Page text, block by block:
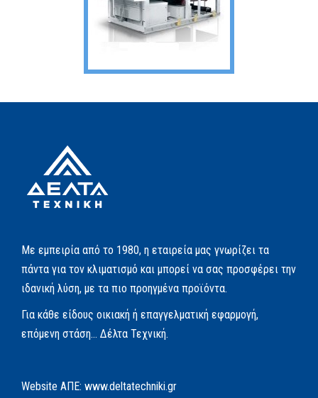
Με εμπειρία από το 1980, η εταιρεία μας γνωρίζει τα
πάντα για τον κλιματισμό και μπορεί να σας προσφέρει την
ιδανική λύση, με τα πιο προηγμένα προϊόντα.
Για κάθε είδους οικιακή ή επαγγελματική εφαρμογή,
επόμενη στάση… Δέλτα Τεχνική.
Website AΠΕ: www.deltatechniki.gr